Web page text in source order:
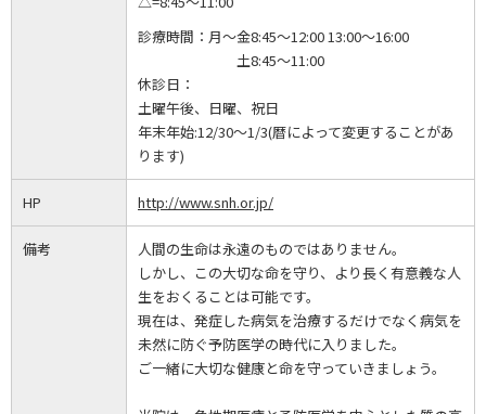
診療時間： 月～金8:45～12:00 13:00～16:00
土8:45～11:00
休診日：
土曜午後、日曜、祝日
年末年始:12/30～1/3(暦によって変更することがあ
ります)
HP http://www.snh.or.jp/
備考
人間の生命は永遠のものではありません。
しかし、この大切な命を守り、より長く有意義な人
生をおくることは可能です。
現在は、発症した病気を治療するだけでなく病気を
未然に防ぐ予防医学の時代に入りました。
ご一緒に大切な健康と命を守っていきましょう。